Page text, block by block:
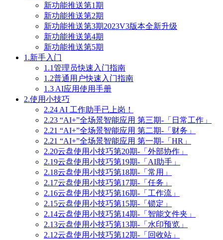
新功能推送第1期
新功能推送第2期
新功能推送第3期2023V3版本全新升级
新功能推送第4期
新功能推送第5期
1.新手入门
1.1管理员快速入门指南
1.2普通用户快速入门指南
1.3 AI应用使用手册
2.使用小技巧
2.24 AI 工作助手已上岗！
2.23 “AI+”全场景智能应用 第三期-「日常工作」
2.21 “AI+”全场景智能应用 第二期-「财务」
2.21 “AI+”全场景智能应用 第一期-「HR」
2.20云盘使用小技巧第20期-「外部协作」
2.19云盘使用小技巧第19期-「AI助手」
2.18云盘使用小技巧第18期-「常用」
2.17云盘使用小技巧第17期-「任务」
2.16云盘使用小技巧第16期-「工作流」
2.15云盘使用小技巧第15期-「锁定」
2.14云盘使用小技巧第14期-「智能文件夹」
2.13云盘使用小技巧第13期-「水印预览」
2.12云盘使用小技巧第12期-「回收站」